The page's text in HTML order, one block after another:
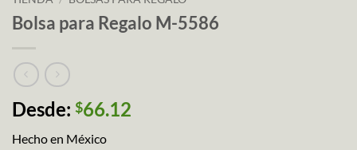
Bolsa para Regalo M-5586
Desde: $66.12
Hecho en México